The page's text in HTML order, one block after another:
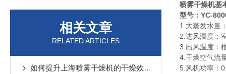
相关文章
RELATED ARTICLES
如何提升上海喷雾干燥机的干燥效率与产品质量
喷雾干燥机基
型号：YC-
1.大蒸发水量
2.进风温度：
3.出风温度：
4.干燥空气流
5.风机功率：